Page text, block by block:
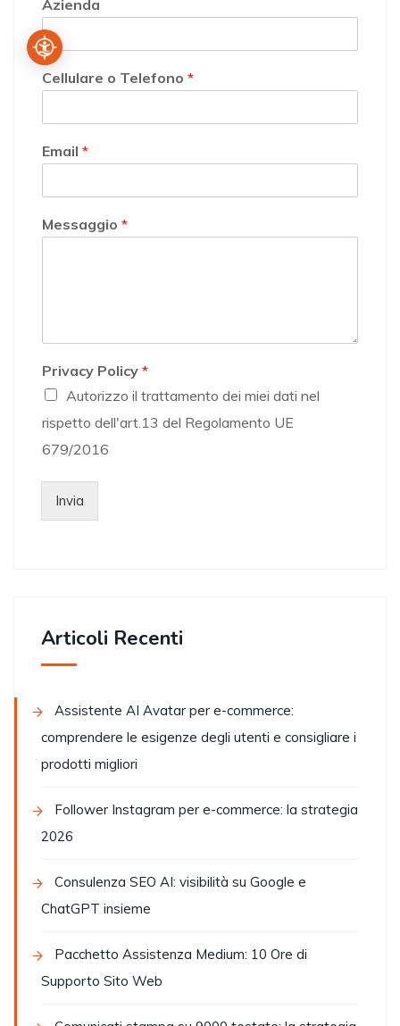
Azienda
Cellulare o Telefono *
Email *
Messaggio *
Privacy Policy *
Autorizzo il trattamento dei miei dati nel
rispetto dell'art.13 del Regolamento UE
679/2016
Invia
Articoli Recenti
Assistente AI Avatar per e-commerce:
comprendere le esigenze degli utenti e consigliare i
prodotti migliori
Follower Instagram per e-commerce: la strategia
2026
Consulenza SEO AI: visibilità su Google e
ChatGPT insieme
Pacchetto Assistenza Medium: 10 Ore di
Supporto Sito Web